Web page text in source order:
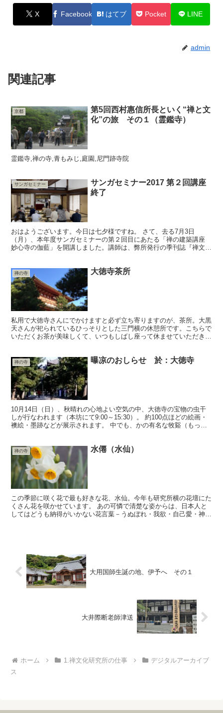
X Facebook はてブ Pocket LINE
admin
関連記事
京都
第5回西村惠信所長といく“禅と文
化”の旅 その１（霊鑑寺）
霊鑑寺,禅の寺,青もみじ,庭園,尼門跡寺院
サンガセミナー
サンガセミナー2017 第２回講座
終了
おはようございます。今日は七夕様ですね。 さて、去る7月3日
（月）、本年度サンガセミナーの第２回目にあたる「禅の建築講座
妙心寺の伽藍」を開講しました。講師は、弊所発行の季刊誌『禅文
禅の寺 大徳寺茶所
私用で大徳寺さんにでかけますと必ず立ち寄りますのが、茶所。大黒
天さんが祀られているひっそりとした三門横の休憩所です。こちらで
いただくお茶が美味しくて、いつもしばし座って休ませていただき、
禅の寺 曝凉のおしらせ 於：大徳寺
10月14日（日）、秋晴れの心地よい空気の中、大徳寺の宝物の虫干
しが行なわれます（本坊にて9:00～15:30）。 約100点ほどの絵画・
襖絵・墨跡などが展示されます。 中でも、かの有名な牧谿（もっけ
禅の寺 水僊（水仙）
この季節に咲く花で最も好きな花、水仙。今年も研究所横の花壇にた
くさん花を咲かせています。 あの可憐で清楚な姿からは、日本人と
してはどうも納得がいかない花言葉－うぬぼれ・我欲・自己愛・神秘
大用国師生誕の地、伊予へ その１
大井際断老師津送
ホーム 1.禅文化研究所の仕事
デジタルアーカイブ
ス